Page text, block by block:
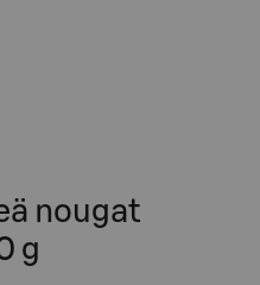
nougat
g